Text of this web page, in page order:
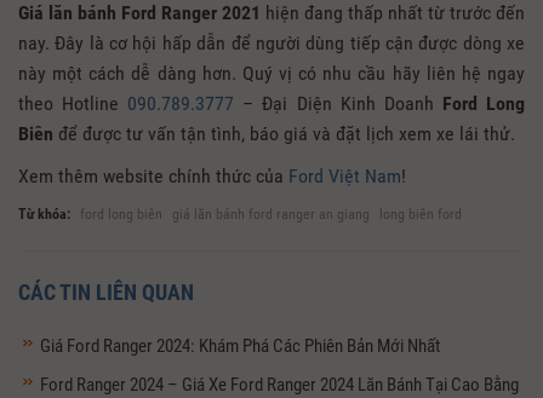
Giá lăn bánh Ford Ranger 2021 hiện đang thấp nhất từ trước đến
nay. Đây là cơ hội hấp dẫn để người dùng tiếp cận được dòng xe
này một cách dễ dàng hơn. Quý vị có nhu cầu hãy liên hệ ngay
theo Hotline 090.789.3777 – Đại Diện Kinh Doanh Ford Long
Biên để được tư vấn tận tình, báo giá và đặt lịch xem xe lái thử.
Xem thêm website chính thức của Ford Việt Nam!
Từ khóa: ford long biên giá lăn bánh ford ranger an giang long biên ford
CÁC TIN LIÊN QUAN
Giá Ford Ranger 2024: Khám Phá Các Phiên Bản Mới Nhất
Ford Ranger 2024 – Giá Xe Ford Ranger 2024 Lăn Bánh Tại Cao Bằng